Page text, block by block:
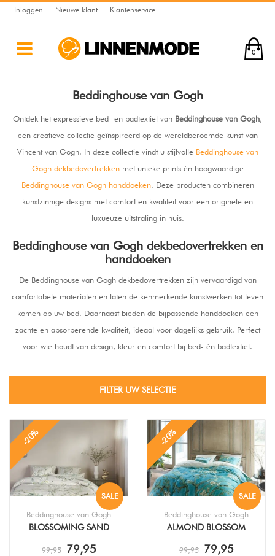
Inloggen Nieuwe klant Klantenservice
0
Beddinghouse van Gogh
Ontdek het expressieve bed- en badtextiel van Beddinghouse van Gogh,
een creatieve collectie geïnspireerd op de wereldberoemde kunst van
Vincent van Gogh. In deze collectie vindt u stijlvolle Beddinghouse van
Gogh dekbedovertrekkenmet unieke prints én hoogwaardige
Beddinghouse van Gogh handdoeken. Deze producten combineren
kunstzinnige designs met comfort en kwaliteit voor een originele en
luxueuze uitstraling in huis.
Beddinghouse van Gogh dekbedovertrekken en
handdoeken
De Beddinghouse van Gogh dekbedovertrekken zijn vervaardigd van
comfortabele materialen en laten de kenmerkende kunstwerken tot leven
komen op uw bed. Daarnaast bieden de bijpassende handdoeken een
zachte en absorberende kwaliteit, ideaal voor dagelijks gebruik. Perfect
voor wie houdt van design, kleur en comfort bij bed- én badtextiel.
FILTER UW SELECTIE
SALE
-20%
Beddinghouse van Gogh
BLOSSOMING SAND
99,95 79,95
SALE
-20%
Beddinghouse van Gogh
ALMOND BLOSSOM
99,95 79,95